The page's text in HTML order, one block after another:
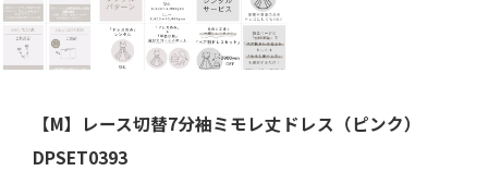
【M】レース切替7分袖ミモレ丈ドレス（ピンク）
DPSET0393